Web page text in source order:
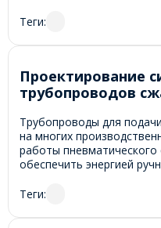
Теги:
Проектирование
трубопроводов
Трубопроводы для
на многих
работы
обеспечить энергией
Теги: